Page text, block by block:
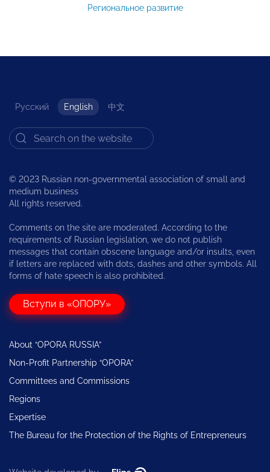
Региональное развитие
Русский English 中文
© 2023 Russian non-governmental association of small and
medium business
All rights reserved.
Comments on the site are moderated. According to the
requirements of Russian legislation, we do not publish
messages that contain obscene language and/or insults, even
if letters are replaced with dots, dashes and other symbols. All
forms of hate speech is also prohibited.
Вступи в «ОПОРУ»
About “OPORA RUSSIA”
Non-Profit Partnership “OPORA”
Committees and Commissions
Regions
Expertise
The Bureau for the Protection of the Rights of Entrepreneurs